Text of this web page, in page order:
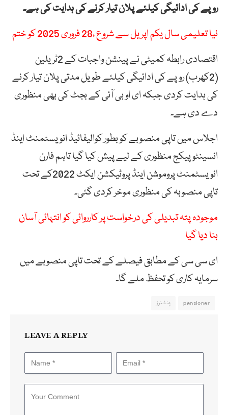
روپے کی ادائیگی کیلئے پلان تیار کرنے کی ہدایت کی ہے۔
نیا تعلیمی سال یکم اپریل سے شروع ،28 فروری 2025 کو ختم
اقتصادی رابطہ کمیٹی نے پینشن واجبات کے 2ٹریلین
(2کھرب) روپے کی ادائیگی کیلئے طویل مدتی پلان تیار کرنے
کی ہدایت کردی جبکہ ای او بی آئی کے بجٹ کی بھی منظوری
دے دی ہے۔
اجلاس میں تاپی منصوبے کو بطور کوالیفائیڈ انویسٹمنٹ اینڈ
انسینٹو پیکج منظوری کے لیے پیش کیا گیا تاہم فارن
انویسٹمنٹ پروموشن اینڈ پروٹیکشن ایکٹ 2022کے تحت
تاپی منصوبہ کی منظوری موخر کردی گئی۔
موجودہ پتہ تبدیلی کی درخواست پر کارروائی کو انتہائی آسان
بنا دیا گیا
ای سی سی کے مطابق فیصلے کے تحت تاپی منصوبے میں
سرمایہ کاری کو تحفظ ملے گا۔
pensioner پنشنرز
LEAVE A REPLY